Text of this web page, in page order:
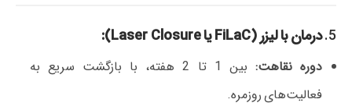
5. درمان با لیزر (FiLaC یا Laser Closure):
دوره نقاهت:
بین 1 تا 2 هفته، با بازگشت سریع به
فعالیت‌های روزمره.